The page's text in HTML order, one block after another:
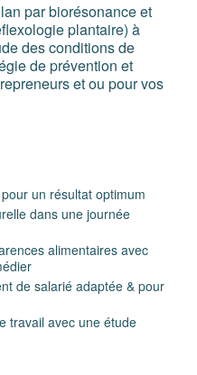
par biorésonance et
plantaire) à
des conditions de
de prévention et
et ou pour vos
un résultat optimum
dans une journée
alimentaires avec
de salarié adaptée & pour
travail avec une étude